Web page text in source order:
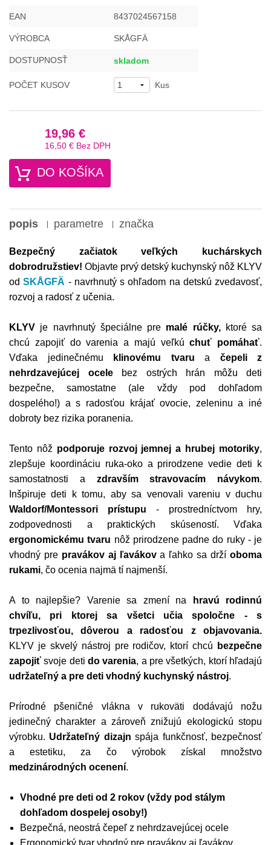
EAN 8437024567158
VÝROBCA SKÅGFÄ
DOSTUPNOSŤ skladom
POČET KUSOV Kus
19,96 €
16,50 € Bez DPH
DO KOŠÍKA
popis parametre značka
Bezpečný začiatok veľkých kuchárskych
dobrodružstiev! Objavte prvý detský kuchynský nôž KLYV
odSKÅGFÄ - navrhnutý s ohľadom na detskú zvedavosť,
rozvoj a radosť z učenia.
KLYV je navrhnutý špeciálne pre malé rúčky,ktoré sa
chcú zapojiť do varenia a majú veľkúchuť pomáhať.
Vďaka jedinečnému
klinovému tvaru a čepeli z
nehrdzavejúcej ocelebez ostrých hrán môžu deti
bezpečne, samostatne (ale vždy pod dohľadom
dospelého!) a s radosťou krájať ovocie, zeleninu a iné
dobroty bez rizika poranenia.
Tento nôž podporuje rozvoj jemnej a hrubej motoriky,
zlepšuje koordináciu ruka-oko a prirodzene vedie deti k
samostatnosti a zdravším stravovacím návykom.
Inšpiruje deti k tomu, aby sa venovali vareniu v duchu
Waldorf/Montessori prístupu - prostredníctvom hry,
zodpovednosti a praktických skúseností. Vďaka
ergonomickému tvaru nôž prirodzene padne do ruky - je
vhodný pre pravákov aj ľavákova ľahko sa držíoboma
rukami, čo ocenia najmä tí najmenší.
A to najlepšie? Varenie sa zmení na
hravú rodinnú
chvíľu, pri ktorej sa všetci učia spoločne - s
trpezlivosťou, dôverou a radosťou z objavovania.
KLYV je skvelý nástroj pre rodičov, ktorí chcú
bezpečne
zapojiť svoje deti do varenia, a pre všetkých, ktorí hľadajú
udržateľný a pre deti vhodný kuchynský nástroj.
Prírodné pšeničné vlákna v rukoväti dodávajú nožu
jedinečný charakter a zároveň znižujú ekologickú stopu
výrobku. Udržateľný dizajn spája funkčnosť, bezpečnosť
a estetiku, za čo výrobok získal množstvo
medzinárodných ocenení.
Vhodné pre deti od 2 rokov (vždy pod stálym
dohľadom dospelej osoby!)
Bezpečná, neostrá čepeľ z nehrdzavejúcej ocele
Ergonomický tvar vhodný pre pravákov aj ľavákov